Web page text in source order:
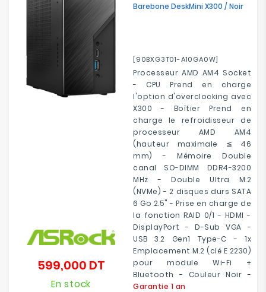
Barebone DeskMini X300 / Noir
[90BXG3T01-A10GA0W]
Processeur AMD AM4 Socket
- CPU Prend en charge
l'option d'overclocking avec
X300 - Boîtier Prend en
charge le refroidisseur de
processeur AMD AM4
(hauteur maximale ≦ 46
mm) - Mémoire Double
canal SO-DIMM DDR4-3200
MHz - Double Ultra M.2
(NVMe) - 2 disques durs SATA
6 Go 2.5" - Prise en charge de
la fonction RAID 0/1 - HDMI -
DisplayPort - D-Sub VGA -
USB 3.2 Gen1 Type-C - 1x
Emplacement M.2 (clé E 2230)
pour module Wi-Fi +
Bluetooth - Couleur Noir -
Garantie 1 an
599,000 DTPrix
En stock